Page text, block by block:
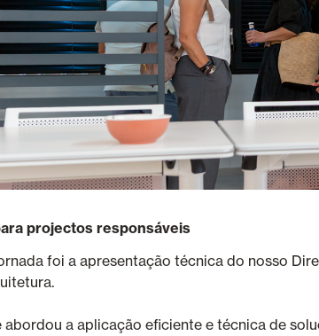
projectos responsáveis
foi a apresentação técnica do nosso
abordou a aplicação eficiente e técnica de